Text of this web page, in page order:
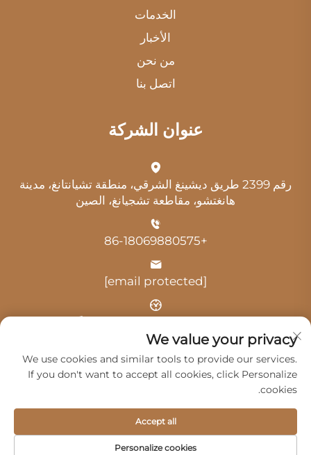
الخدمات
الأخبار
من نحن
اتصل بنا
عنوان الشركة
رقم 2399 طريق ديشينغ الشرقي، منطقة تشيانتانغ، مدينة
هانغتشو، مقاطعة تشجيانغ، الصين
+86-18069880575
[email protected]
حقوق النشر © 2025 بواسطة شركة هانغتشو غوانغي للخدمات
السيارات المحدودة -
We value your privacy
We use cookies and similar tools to provide our services.
If you don't want to accept all cookies, click Personalize
cookies.
Personalize cookies
Accept all